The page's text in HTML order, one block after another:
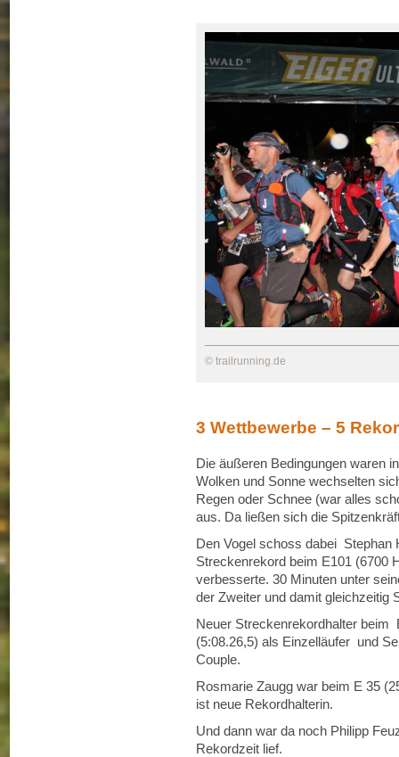
© trailrunning.de
3 Wettbewerbe – 5
Die äußeren Bedingungen waren
Wolken und Sonne wechselten
Regen oder Schnee (war alles
aus. Da ließen sich die
Den Vogel schoss dabei Stephan
Streckenrekord beim E101 (6700
verbesserte. 30 Minuten unter
der Zweiter und damit gleichzeitig
Neuer Streckenrekordhalter beim
(5:08.26,5) als Einzelläufer und
Couple.
Rosmarie Zaugg war beim E 35
ist neue Rekordhalterin.
Und dann war da noch Philipp
Rekordzeit lief.